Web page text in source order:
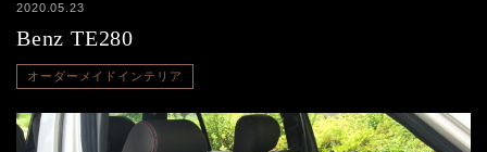
2020.05.23
Benz TE280
オーダーメイドインテリア